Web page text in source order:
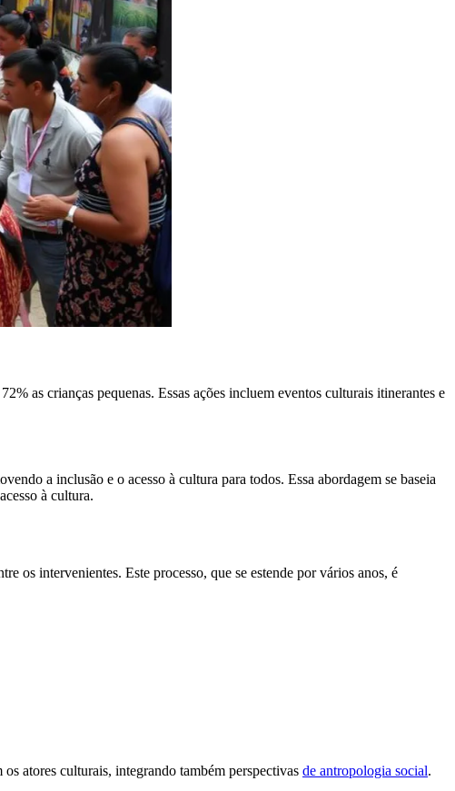
as crianças pequenas. Essas ações incluem eventos culturais itinerantes e
a inclusão e o acesso à cultura para todos. Essa abordagem se baseia
à cultura.
os intervenientes. Este processo, que se estende por vários anos, é
atores culturais, integrando também perspectivas de antropologia social.